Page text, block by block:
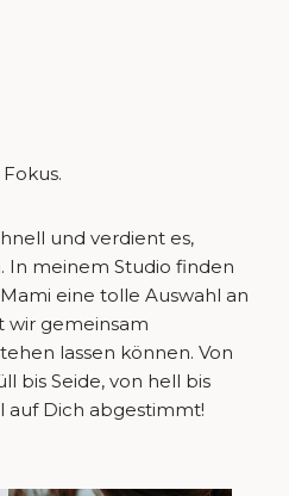
und verdient es,
In meinem Studio finden
eine tolle Auswahl an
wir gemeinsam
lassen können. Von
bis Seide, von hell bis
auf Dich abgestimmt!